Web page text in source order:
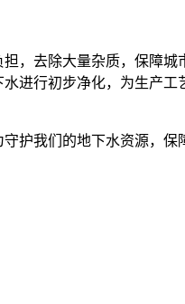
，去除大量杂质，保障
进行初步净化，为生产
护我们的地下水资源，